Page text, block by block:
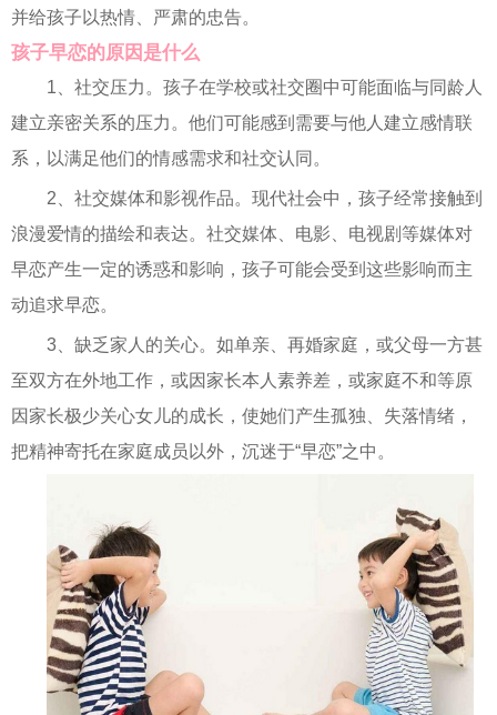
并给孩子以热情、严肃的忠告。
孩子早恋的原因是什么
1、社交压力。孩子在学校或社交圈中可能面临与同龄人
建立亲密关系的压力。他们可能感到需要与他人建立感情联
系，以满足他们的情感需求和社交认同。
2、社交媒体和影视作品。现代社会中，孩子经常接触到
浪漫爱情的描绘和表达。社交媒体、电影、电视剧等媒体对
早恋产生一定的诱惑和影响，孩子可能会受到这些影响而主
动追求早恋。
3、缺乏家人的关心。如单亲、再婚家庭，或父母一方甚
至双方在外地工作，或因家长本人素养差，或家庭不和等原
因家长极少关心女儿的成长，使她们产生孤独、失落情绪，
把精神寄托在家庭成员以外，沉迷于“早恋”之中。